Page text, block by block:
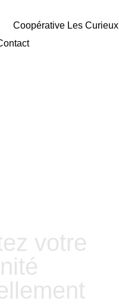
Coopérative Les Curieux
votre